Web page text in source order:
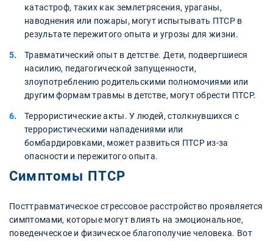
катастроф, таких как землетрясения, ураганы,
наводнения или пожары, могут испытывать ПТСР в
результате пережитого опыта и угрозы для жизни.
Травматический опыт в детстве. Дети, подвергшиеся
насилию, педагогической запущенности,
злоупотреблению родительскими полномочиями или
другим формам травмы в детстве, могут обрести ПТСР.
Террористические акты. У людей, столкнувшихся с
террористическими нападениями или
бомбардировками, может развиться ПТСР из-за
опасности и пережитого опыта.
Симптомы ПТСР
Посттравматическое стрессовое расстройство проявляется
симптомами, которые могут влиять на эмоциональное,
поведенческое и физическое благополучие человека. Вот